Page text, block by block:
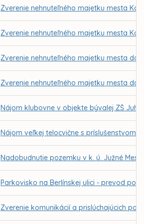
Zverenie nehnuteľného majetku mesta
Zverenie nehnuteľného majetku mesta
Zverenie nehnuteľného majetku mesta do
Zverenie nehnuteľného majetku mesta do
Nájom klubovne v objekte bývalej ZŠ
Nájom veľkej telocvične s príslušenstvom
Nadobudnutie pozemku v k. ú. Južné
Parkovisko na Berlínskej ulici - prevod
Zverenie komunikácií a prislúchajúcich